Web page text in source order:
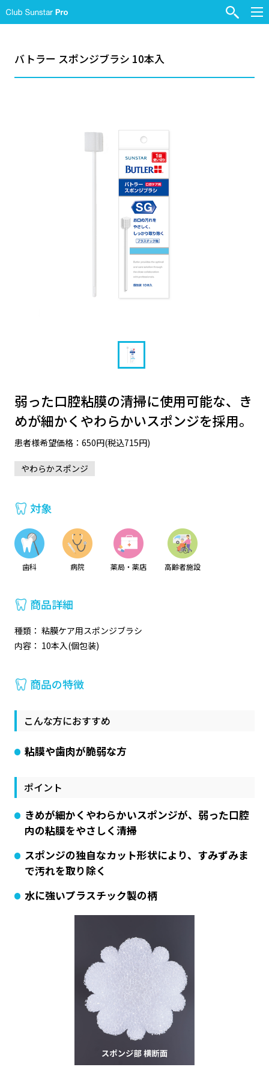
バトラー スポンジブラシ 10本入
弱った口腔粘膜の清掃に使用可能な、き
めが細かくやわらかいスポンジを採用。
患者様希望価格：650円(税込715円)
やわらかスポンジ
対象
歯科 病院 薬局・薬店 高齢者施設
商品詳細
種類： 粘膜ケア用スポンジブラシ
内容： 10本入(個包装)
商品の特徴
こんな方におすすめ
粘膜や歯肉が脆弱な方
ポイント
きめが細かくやわらかいスポンジが、弱った口腔
内の粘膜をやさしく清掃
スポンジの独自なカット形状により、すみずみま
で汚れを取り除く
水に強いプラスチック製の柄